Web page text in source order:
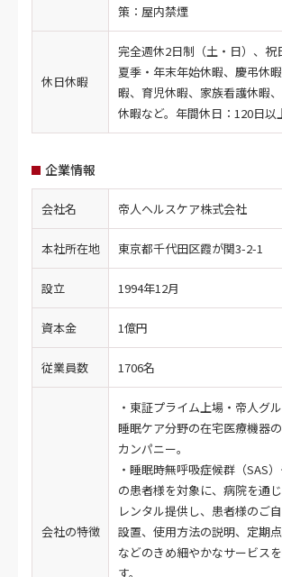
策：屋内禁煙
休日休暇
完全週休2日制（土・日）、祝
夏季・年末年始休暇、慶弔休
暇、育児休暇、家族看護休暇
休暇など。年間休日：120日以
企業情報
会社名 帝人ヘルスケア株式会社
本社所在地 東京都千代田区霞が関3-2-1
設立 1994年12月
資本金 1億円
従業員数 1706名
会社の特徴
・東証プライム上場・帝人グ
睡眠ケア分野の在宅医療機器
カンパニー。
・睡眠時無呼吸症候群（SAS
の患者様を対象に、病院を通
レンタル提供し、患者様のご
設置、使用方法の説明、定期
などのきめ細やかなサービス
す。